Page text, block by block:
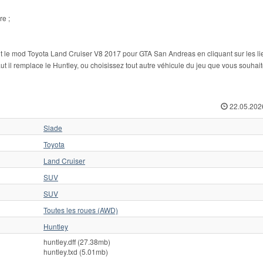
;
mod Toyota Land Cruiser V8 2017 pour GTA San Andreas en cliquant sur les
il remplace le Huntley, ou choisissez tout autre véhicule du jeu que vous
Slade
Toyota
Land Cruiser
SUV
SUV
Toutes les roues (AWD)
Huntley
huntley.dff (27.38mb)
huntley.txd (5.01mb)